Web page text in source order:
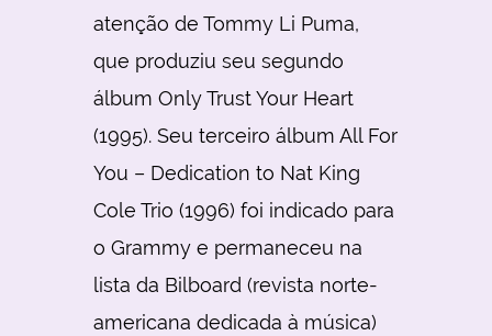
atenção de Tommy Li Puma,
que produziu seu segundo
álbum Only Trust Your Heart
(1995). Seu terceiro álbum All For
You – Dedication to Nat King
Cole Trio (1996) foi indicado para
o Grammy e permaneceu na
lista da Bilboard (revista norte-
americana dedicada à música)